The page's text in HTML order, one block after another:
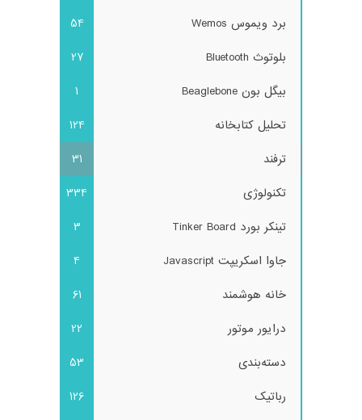
برد ویموس Wemos
54
بلوتوث Bluetooth
27
بیگل بون Beaglebone
1
تحلیل کتابخانه
124
ترفند
31
تکنولوژی
334
تینکر بورد Tinker Board
3
جاوا اسکریپت Javascript
4
خانه هوشمند
61
درایور موتور
22
دسته‌بندی
53
رباتیک
126